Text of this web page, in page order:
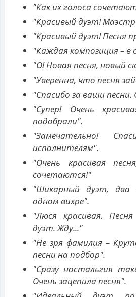
"Как их голоса
"Красивый дуэт!
"Красивый дуэт! Песня
"Каждая композиция – в
"О! Новая песня, новый
"Уверенна, что песня
"Спасибо за ваши
"Супер! Очень
подобрали".
"Замечательно!
исполнителям".
"Очень красивая
сочетаются!"
"Шикарный дуэт, два
одном вихре".
"Люся красивая.
дуэт. Жду..."
"Не зря фамилия –
песни на подбор".
"Сразу ностальгия
Очень зацепила песня".